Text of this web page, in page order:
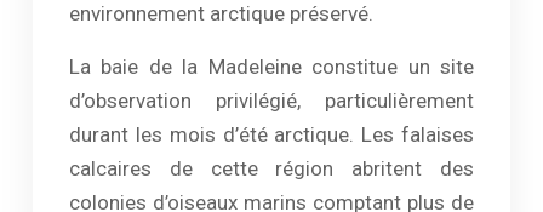
environnement arctique préservé.
La baie de la Madeleine constitue un site
d’observation privilégié, particulièrement
durant les mois d’été arctique. Les falaises
calcaires de cette région abritent des
colonies d’oiseaux marins comptant plus de